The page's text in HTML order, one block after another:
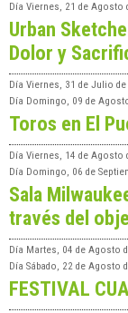
Día Viernes, 21 de Agosto
Urban
Dolor y
Día Viernes, 31 de Julio de
Día Domingo, 09 de
Toros en El
Día Viernes, 14 de Agosto
Día Domingo, 06 de
Sala
través del
Día Martes, 04 de Agosto
Día Sábado, 22 de Agosto
FESTIVAL